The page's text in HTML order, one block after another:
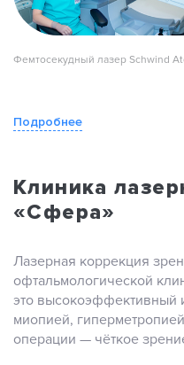
Подробнее
Фемтосекудный лазер Schwind
Клиника
«Сфера»
Лазерная коррекция
офтальмологической
это
миопией,
операции — чёткое